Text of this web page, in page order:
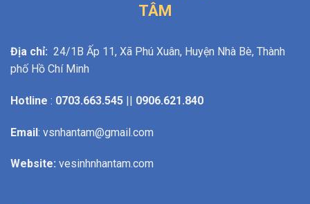
TÂM
Địa chỉ: 24/1B Ấp 11, Xã Phú Xuân, Huyện Nhà Bè, Thành
phố Hồ Chí Minh
Hotline : 0703.663.545 || 0906.621.840
Email: vsnhantam@gmail.com
Website: vesinhnhantam.com